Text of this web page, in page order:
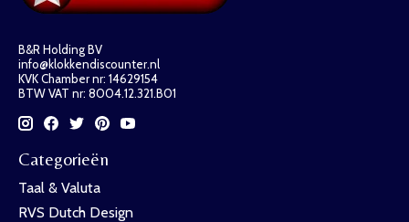
B&R Holding BV
info@klokkendiscounter.nl
KVK Chamber nr: 14629154
BTW VAT nr: 8004.12.321.B01
Categorieën
Taal & Valuta
RVS Dutch Design